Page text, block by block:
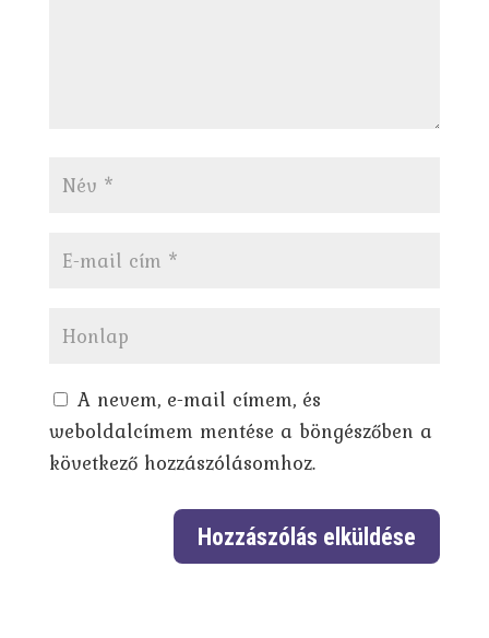
A nevem, e-mail címem, és
weboldalcímem mentése a böngészőben a
következő hozzászólásomhoz.